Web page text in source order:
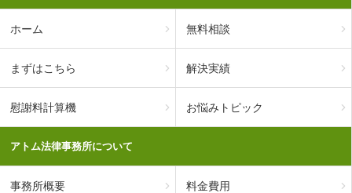
ホーム 無料相談
まずはこちら 解決実績
慰謝料計算機 お悩みトピック
アトム法律事務所について
事務所概要 料金費用